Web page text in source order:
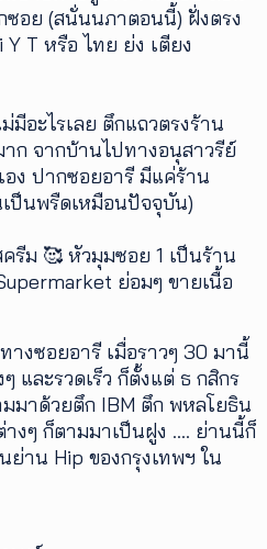
อย (สนั่นนภาตอนนี้) ฝั่งตรง
T หรือ ไทย ย่ง เตียง
มีอะไรเลย ตึกแถวตรงร้าน
ก จากบ้านไปทางอนุสาวรีย์
ง ปากซอยอารี มีแค่ร้าน
ป็นพรืดเหมือนปัจจุบัน)
รีม 🥰 หัวมุมซอย 1 เป็นร้าน
ย่อมๆ ขายเนื้อ
งซอยอารี เมื่อราวๆ 30 มานี้
และรวดเร็ว ก็ตั้งแต่ ธ กสิกร
มาด้วยตึก IBM ตึก พหลโยธิน
งๆ ก็ตามมาเป็นฝูง .... ย่านนี้ก็
ย่าน Hip ของกรุงเทพฯ ใน